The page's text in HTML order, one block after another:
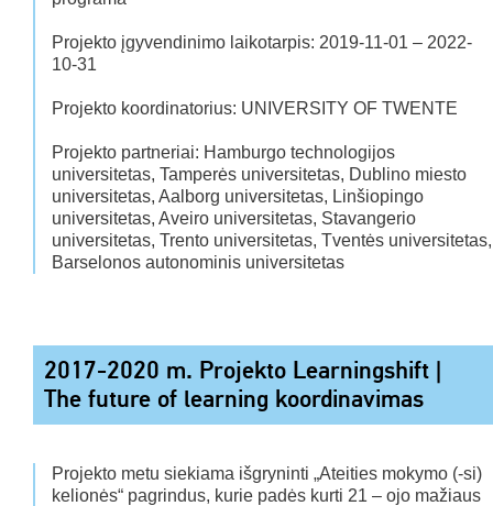
Projekto įgyvendinimo laikotarpis: 2019-11-01 – 2022-
10-31
Projekto koordinatorius: UNIVERSITY OF TWENTE
Projekto partneriai: Hamburgo technologijos
universitetas, Tamperės universitetas, Dublino miesto
universitetas, Aalborg universitetas, Linšiopingo
universitetas, Aveiro universitetas, Stavangerio
universitetas, Trento universitetas, Tventės universitetas,
Barselonos autonominis universitetas
2017-2020 m. Projekto Learningshift |
The future of learning koordinavimas
Projekto metu siekiama išgryninti „Ateities mokymo (-si)
kelionės“ pagrindus, kurie padės kurti 21 – ojo mažiaus